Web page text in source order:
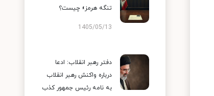
تنگه هرمز» چیست؟
1405/05/13
دفتر رهبر انقلاب: ادعا
درباره واکنش رهبر انقلاب
به نامه رئیس جمهور کذب